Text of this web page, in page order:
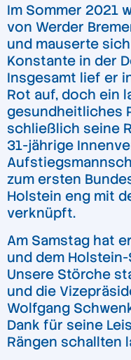
Im Sommer 2021
von Werder
und mauserte
Konstante in der
Insgesamt lief er
Rot auf, doch ein
gesundheitliches
schließlich seine
31-jährige
zum ersten
Holstein eng mit
verknüpft.
Am Samstag hat
und dem
Unsere Störche
und die
Wolfgang
Dank für seine
Rängen schallten